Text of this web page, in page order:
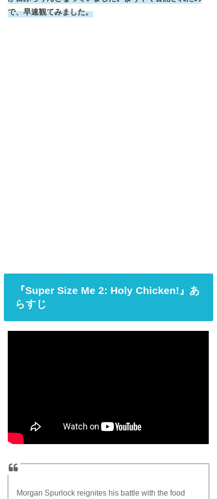
で、早速観てみました。
『Super Size Me 2: Holy Chicken!』あ
らすじ
Morgan Spurlock reignites his battle with the food